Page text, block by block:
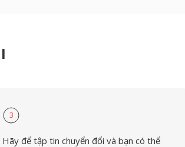
3
Hãy để tập tin chuyển đổi và bạn có thể